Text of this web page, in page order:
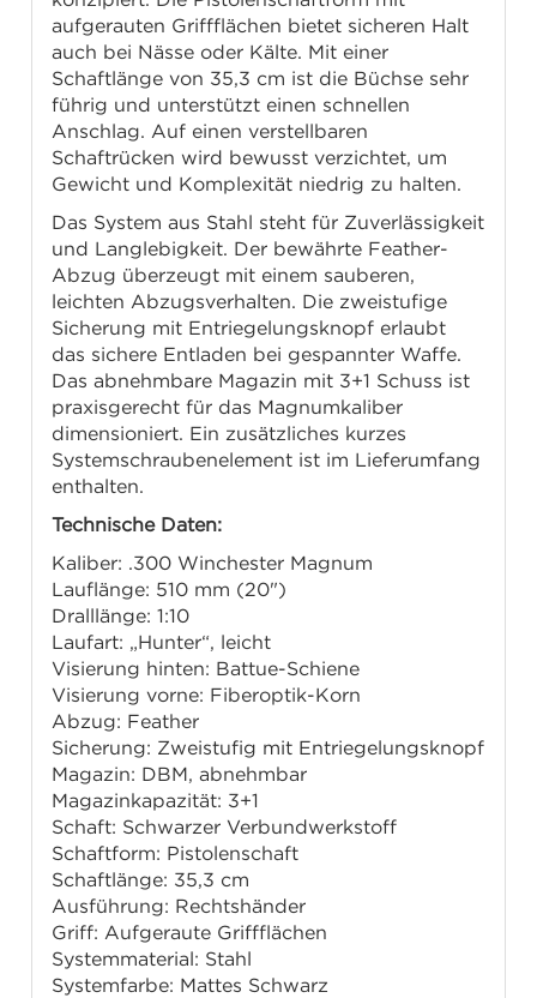
aufgerauten Griffflächen bietet sicheren Halt
auch bei Nässe oder Kälte. Mit einer
Schaftlänge von 35,3 cm ist die Büchse sehr
führig und unterstützt einen schnellen
Anschlag. Auf einen verstellbaren
Schaftrücken wird bewusst verzichtet, um
Gewicht und Komplexität niedrig zu halten.
Das System aus Stahl steht für Zuverlässigkeit
und Langlebigkeit. Der bewährte Feather-
Abzug überzeugt mit einem sauberen,
leichten Abzugsverhalten. Die zweistufige
Sicherung mit Entriegelungsknopf erlaubt
das sichere Entladen bei gespannter Waffe.
Das abnehmbare Magazin mit 3+1 Schuss ist
praxisgerecht für das Magnumkaliber
dimensioniert. Ein zusätzliches kurzes
Systemschraubenelement ist im Lieferumfang
enthalten.
Technische Daten:
Kaliber: .300 Winchester Magnum
Lauflänge: 510 mm (20")
Dralllänge: 1:10
Laufart: „Hunter“, leicht
Visierung hinten: Battue-Schiene
Visierung vorne: Fiberoptik-Korn
Abzug: Feather
Sicherung: Zweistufig mit Entriegelungsknopf
Magazin: DBM, abnehmbar
Magazinkapazität: 3+1
Schaft: Schwarzer Verbundwerkstoff
Schaftform: Pistolenschaft
Schaftlänge: 35,3 cm
Ausführung: Rechtshänder
Griff: Aufgeraute Griffflächen
Systemmaterial: Stahl
Systemfarbe: Mattes Schwarz